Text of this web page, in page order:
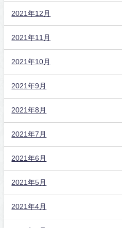
2021年12月
2021年11月
2021年10月
2021年9月
2021年8月
2021年7月
2021年6月
2021年5月
2021年4月